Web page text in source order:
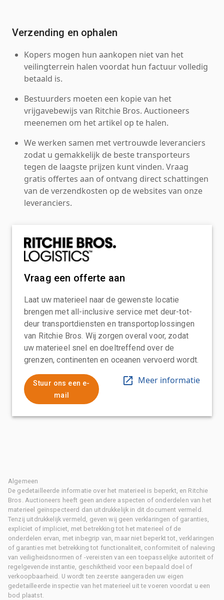
Verzending en ophalen
Kopers mogen hun aankopen niet van het
veilingterrein halen voordat hun factuur volledig
betaald is.
Bestuurders moeten een kopie van het
vrijgavebewijs van Ritchie Bros. Auctioneers
meenemen om het artikel op te halen.
We werken samen met vertrouwde leveranciers
zodat u gemakkelijk de beste transporteurs
tegen de laagste prijzen kunt vinden. Vraag
gratis offertes aan of ontvang direct schattingen
van de verzendkosten op de websites van onze
leveranciers.
Vraag een offerte aan
Laat uw materieel naar de gewenste locatie
brengen met all-inclusive service met deur-tot-
deur transportdiensten en transportoplossingen
van Ritchie Bros. Wij zorgen overal voor, zodat
uw materieel snel en doeltreffend over de
grenzen, continenten en oceanen vervoerd wordt.
Stuur ons een e-
mail
Meer informatie
Algemeen
De gedetailleerde informatie over het materieel is beperkt, en Ritchie
Bros. Auctioneers heeft geen andere aspecten of onderdelen van het
materieel geïnspecteerd dan uitdrukkelijk in dit document vermeld.
Tenzij uitdrukkelijk vermeld, geven wij geen verklaringen of garanties,
expliciet of impliciet, met betrekking tot het materieel of de
onderdelen ervan, met inbegrip van, maar niet beperkt tot, verklaringen
of garanties met betrekking tot functionaliteit, conformiteit of naleving
van veiligheidsnormen of -vereisten van een toepasselijke autoriteit of
regelgevende instantie, geschiktheid voor een bepaald doel of
verkoopbaarheid. U wordt ten zeerste aangeraden uw eigen
gedetailleerde inspectie van het materieel uit te voeren voordat u een
bod plaatst.